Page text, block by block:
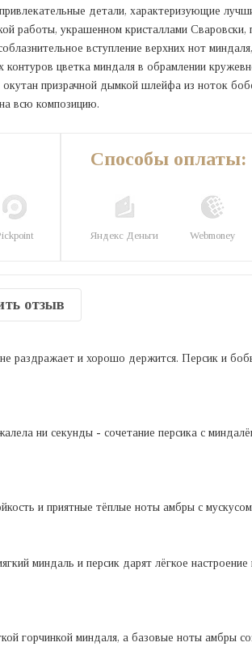
детали, характеризующие
работы, украшенном кристаллами Сваровски,
вступление верхних нот
цветка миндаля в обрамлении
призрачной дымкой шлейфа из ноток
всю композицию.
Способы оплаты:
Яндекс Деньги Webmoney
отзыв
раздражает и хорошо держится. Персик и
ни секунды - сочетание персика с
и приятные тёплые ноты амбры с
миндаль и персик дарят лёгкое
горчинкой миндаля, а базовые ноты амбры